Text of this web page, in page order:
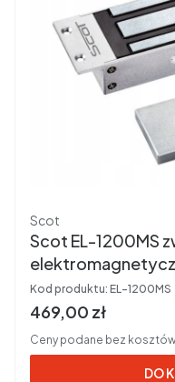
Producent
Scot
Scot EL-1200MS
Kod produktu: EL-1200MS
Cena brutto
469,00 zł
Ceny podane bez
DO